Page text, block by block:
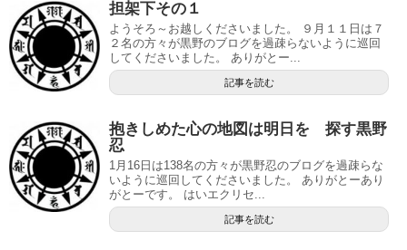
担架下その１
ようそろ～お越しくださいました。 ９月１１日は７
２名の方々が黒野のブログを過疎らないように巡回
してくださいました。 ありがとー...
記事を読む
抱きしめた心の地図は明日を 探す黒野
忍
1月16日は138名の方々が黒野忍のブログを過疎らな
いように巡回してくださいました。 ありがとーあり
がとーです。 はいエクリセ...
記事を読む